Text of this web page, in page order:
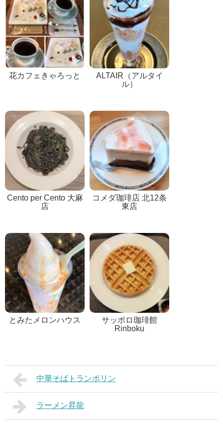
花カフェきゃろっと
ALTAIR（アルタイ
ル）
Cento per Cento 大麻
店
コメダ珈琲店 北12条
東店
とみたメロンハウス
サッポロ珈琲館
Rinboku
中華そばトランポリン
ラーメン昇龍